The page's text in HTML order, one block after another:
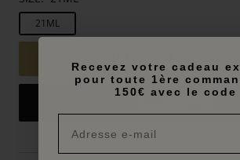
21ML
More payment options
Recevez votre cadeau
pour toute 1ère
150€ avec le code